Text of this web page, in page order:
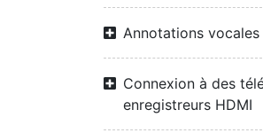
Annotations vocales
Connexion à des
enregistreurs HDMI